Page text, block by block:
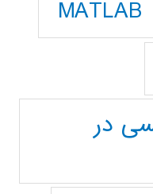
MATLAB
در